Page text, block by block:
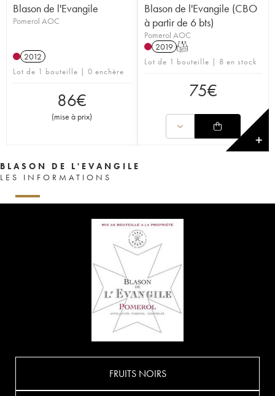
Blason de l'Evangile
Pomerol AOC
2012
Lot de 1 bouteille | 0 enchère
86€
(mise à prix)
Blason de l'Evangile (CBO
à partir de 6 bts)
Pomerol AOC
2019 T
Lot de 1 bouteille | 8 en stock
75€
✕
BLASON DE L'EVANGILE
LES INFORMATIONS
FRUITS NOIRS